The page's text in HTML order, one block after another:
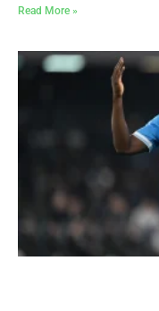
Read More »